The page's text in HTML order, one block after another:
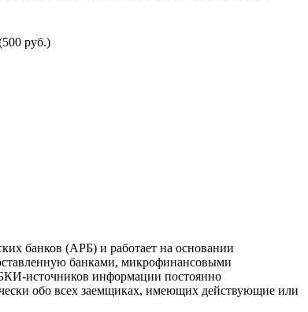
руб.)
банков (АРБ) и работает на основании
банками, микрофинансовыми
источников информации постоянно
обо всех заемщиках, имеющих действующие или